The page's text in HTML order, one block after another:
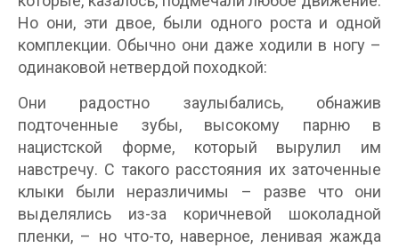
Но они, эти двое, были одного роста и одной
комплекции. Обычно они даже ходили в ногу –
одинаковой нетвердой походкой:
Они радостно заулыбались, обнажив
подточенные зубы, высокому парню в
нацистской форме, который вырулил им
навстречу. С такого расстояния их заточенные
клыки были неразличимы – разве что они
выделялись из-за коричневой шоколадной
пленки, – но что-то, наверное, ленивая жажда